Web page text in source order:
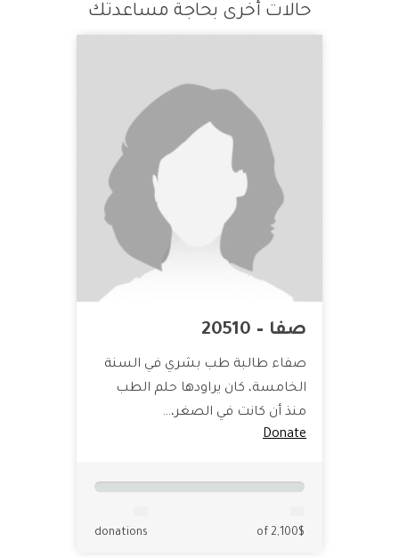
حالات أخرى بحاجة مساعدتك
صفا – 20510
صفاء طالبة طب بشري في السنة
الخامسة، كان يراودها حلم الطب
منذ أن كانت في الصغر،…
Donate
of 2,100$
donations